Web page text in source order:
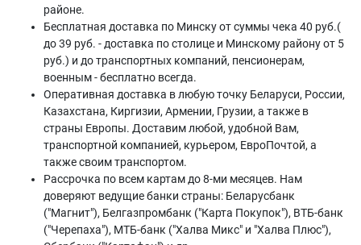
районе.
Бесплатная доставка по Минску от суммы чека 40 руб.(
до 39 руб. - доставка по столице и Минскому району от 5
руб.) и до транспортных компаний, пенсионерам,
военным - бесплатно всегда.
Оперативная доставка в любую точку Беларуси, России,
Казахстана, Киргизии, Армении, Грузии, а также в
страны Европы. Доставим любой, удобной Вам,
транспортной компанией, курьером, ЕвроПочтой, а
также своим транспортом.
Рассрочка по всем картам до 8-ми месяцев. Нам
доверяют ведущие банки страны: Беларусбанк
("Магнит"), Белгазпромбанк ("Карта Покупок"), ВТБ-банк
("Черепаха"), МТБ-банк ("Халва Микс" и "Халва Плюс"),